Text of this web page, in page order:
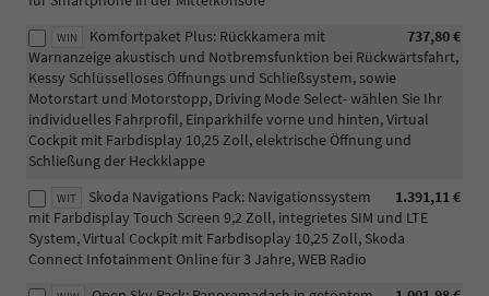
WIN 737,80 €
Komfortpaket Plus: Rückkamera mit
Warnanzeige akustisch und Notbremsfunktion bei Rückwärtsfahrt,
Kessy Schlüsselloses Öffnungs und Schließsystem, sowie
Motorstart und Motorstopp, Driving Mode Select- wählen Sie Ihr
individuelles Fahrprofil, Einparkhilfe vorne und hinten, Virtual
Cockpit mit Farbdisplay 10,25 Zoll, elektrische Öffnung und
Schließung der Heckklappe
WIT 1.391,11 €
Skoda Navigations Pack: Navigationssystem
mit Farbdisplay Touch Screen 9,2 Zoll, integrietes SIM und LTE
System, Virtual Cockpit mit Farbdisoplay 10,25 Zoll, Skoda
Connect Infotainment Online für 3 Jahre, WEB Radio